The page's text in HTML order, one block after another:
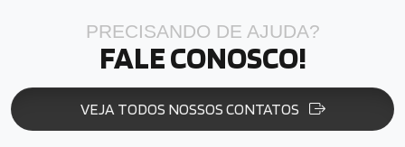
PRECISANDO DE AJUDA?
FALE CONOSCO!
VEJA TODOS NOSSOS CONTATOS